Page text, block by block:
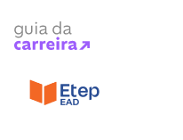
Vamos te guiar no